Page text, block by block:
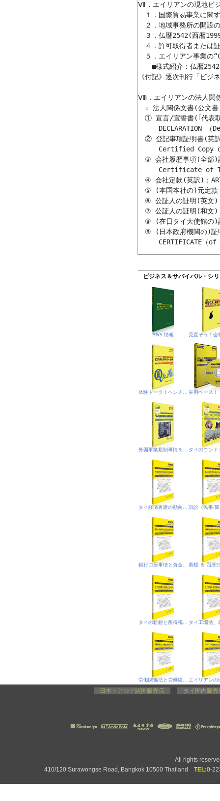
Ⅶ．エイリアンの現地ビ
１．国際貿易事業に関
２．地域事務所の開設
３．仏暦2542(西暦
４．許可取得者または
５．エイリアン事業の
■様式紹介：仏暦2542(
《付記》逐次刊行「ビ
Ⅷ．エイリアンの法人関
☆ 法人関係文書(公文書
① 宣言/宣誓書(｢代表
DECLARATION （
② 登記事項証明書(英
Certified Copy of
③ 会社履歴事項(全部)
Certificate of
④ 会社定款(英訳)；
⑤ (本国本社の)元定款
⑥ 公証人の証明(英文)
⑦ 公証人の証明(和文)
⑧ (在日タイ大使館の)
⑨ (日本政府機関の)
ビジネス＆サバイバル・シ
B&S 情報
日本・アジア諸国販売店 タイ国内販
All rights
410/120 Surawongse Road, Bangkok 10500 Thailand TEL:0-